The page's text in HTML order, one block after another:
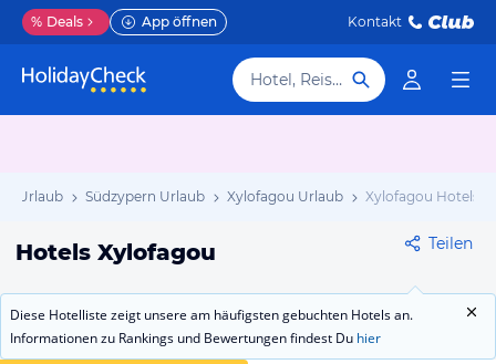
% Deals App öffnen Kontakt
Hotel, Reiseziel
Urlaub Südzypern Urlaub Xylofagou Urlaub Xylofagou Hotels
Hotels Xylofagou Teilen
Diese Hotelliste zeigt unsere am häufigsten gebuchten Hotels an.
Informationen zu Rankings und Bewertungen findest Du hier